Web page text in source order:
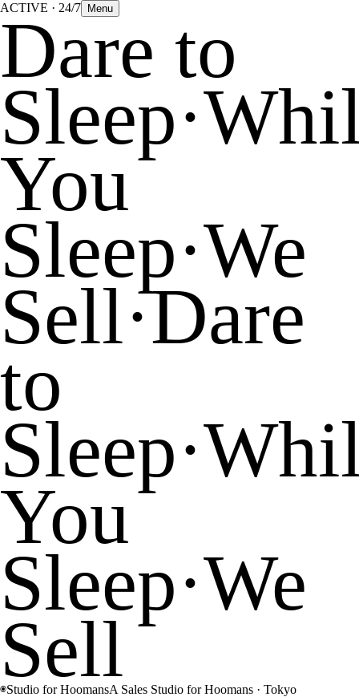
ACTIVE · 24/7
Menu
Dare to
Sleep·
You
Sleep·We
Sell·Dare
to
Sleep·
You
Sleep·We
Sell
◉Studio for HoomansA Sales Studio for Hoomans · Tokyo